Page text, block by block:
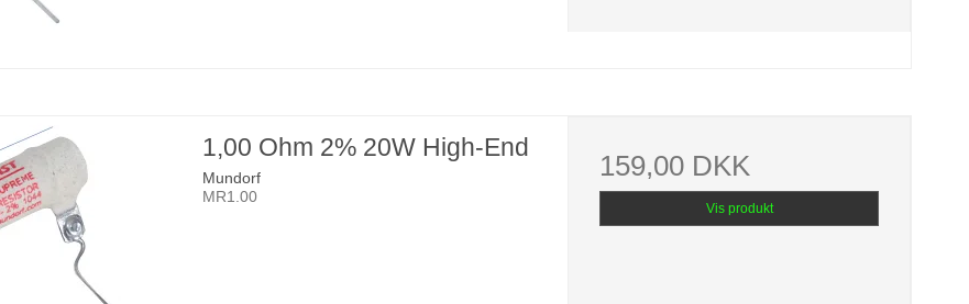
1,00 Ohm 2% 20W High-End
Mundorf
MR1.00
159,00 DKK
Vis produkt